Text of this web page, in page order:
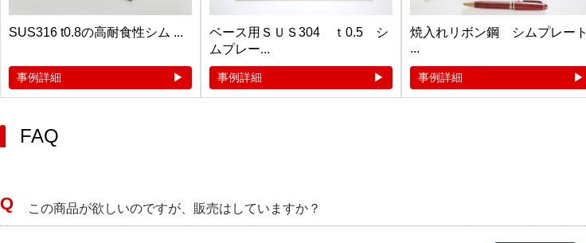
SUS316 t0.8の高耐食性シム ...
事例詳細
ベース用ＳＵＳ304 ｔ0.5 シ
ムプレー...
事例詳細
焼入れリボン鋼 シムプレート
...
事例詳細
FAQ
この商品が欲しいのですが、販売はしていますか？